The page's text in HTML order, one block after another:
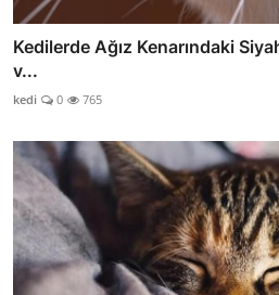
Kedilerde Ağız Kenarındaki
v...
kedi 0 765